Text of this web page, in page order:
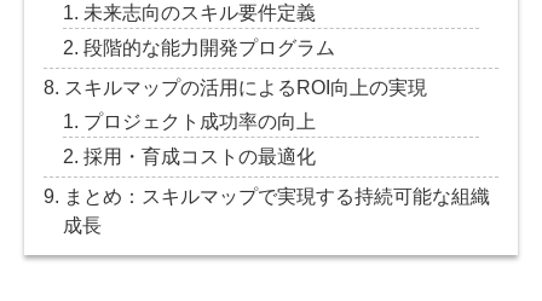
未来志向のスキル要件定義
段階的な能力開発プログラム
スキルマップの活用によるROI向上の実現
プロジェクト成功率の向上
採用・育成コストの最適化
まとめ：スキルマップで実現する持続可能な組織
成長